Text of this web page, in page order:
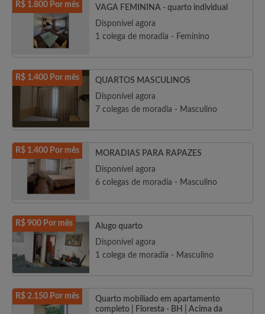
R$ 1.800 Por mês
VAGA FEMININA - quarto individual
Disponível agora
1 colega de moradia - Feminino
R$ 1.400 Por mês
QUARTOS MASCULINOS
Disponível agora
7 colegas de moradia - Masculino
R$ 1.400 Por mês
MORADIAS PARA RAPAZES
Disponível agora
6 colegas de moradia - Masculino
R$ 900 Por mês
Alugo quarto
Disponível agora
1 colega de moradia - Masculino
R$ 2.150 Por mês
Quarto mobiliado em apartamento
completo | Floresta - BH | Acima da